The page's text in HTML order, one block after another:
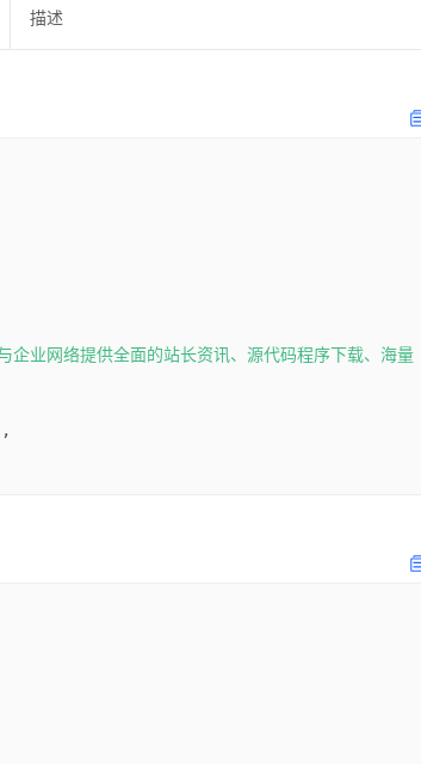
描述
业网络提供全面的站长资讯、源代码程序下载、海量